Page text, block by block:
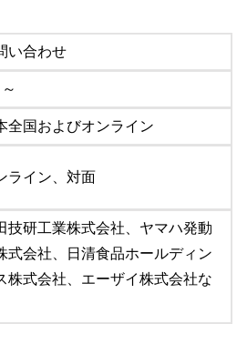
い合わせ
全国およびオンライン
ライン、対面
技研工業株式会社、ヤマハ発動
式会社、日清食品ホールディン
株式会社、エーザイ株式会社な